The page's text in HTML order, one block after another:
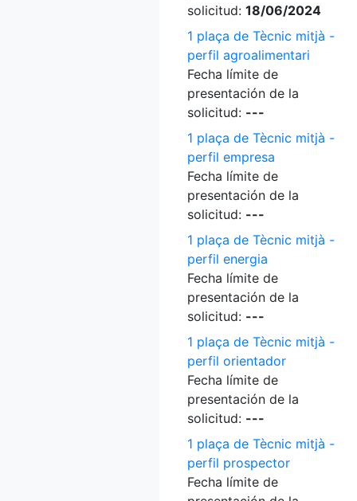
solicitud: 18/06/2024
1 plaça de Tècnic mitjà -
perfil agroalimentari
Fecha límite de
presentación de la
solicitud: ---
1 plaça de Tècnic mitjà -
perfil empresa
Fecha límite de
presentación de la
solicitud: ---
1 plaça de Tècnic mitjà -
perfil energia
Fecha límite de
presentación de la
solicitud: ---
1 plaça de Tècnic mitjà -
perfil orientador
Fecha límite de
presentación de la
solicitud: ---
1 plaça de Tècnic mitjà -
perfil prospector
Fecha límite de